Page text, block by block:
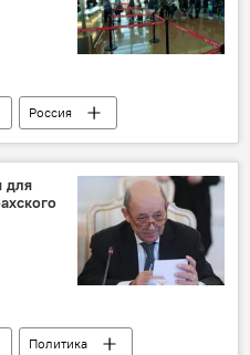
Россия
пандемии
Новости Армения
для
Политика